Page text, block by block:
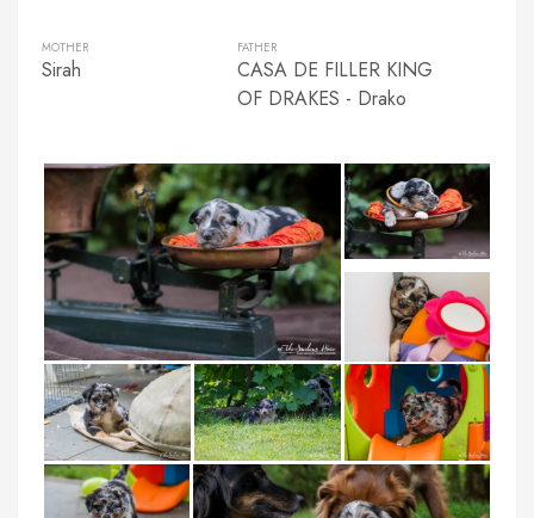
MOTHER
Sirah
FATHER
CASA DE FILLER KING
OF DRAKES - Drako